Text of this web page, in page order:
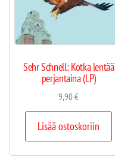
Sehr Schnell: Kotka lentää
perjantaina (LP)
9,90€
Lisää ostoskoriin